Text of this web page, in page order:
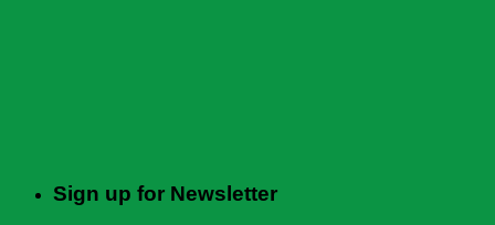
Sign up for Newsletter